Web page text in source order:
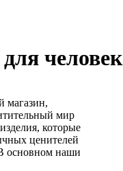
магазин,
мир
которые
ценителей
основном наши